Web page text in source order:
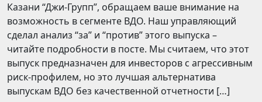
Казани “Джи-Групп”, обращаем ваше внимание на
возможность в сегменте ВДО. Наш управляющий
сделал анализ “за” и “против” этого выпуска –
читайте подробности в посте. Мы считаем, что этот
выпуск предназначен для инвесторов с агрессивным
риск-профилем, но это лучшая альтернатива
выпускам ВДО без качественной отчетности […]